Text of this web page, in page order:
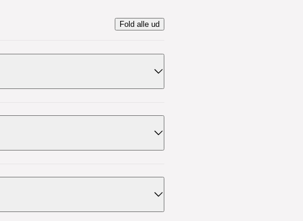
Fold alle ud
af en sygeplejerske.
tidspunkt til opfølgning, når du er